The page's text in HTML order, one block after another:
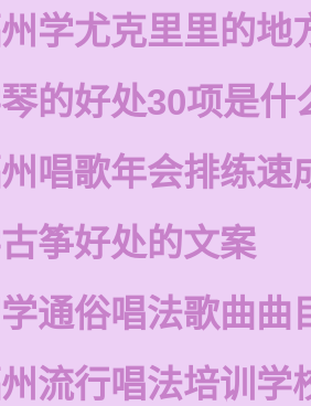
学尤克里里的地
的好处30项是什
唱歌年会排练速
筝好处的文案
通俗唱法歌曲曲
流行唱法培训学